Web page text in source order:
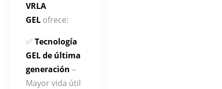
VRLA
GEL ofrece:
✅ Tecnología
GEL de última
generación –
Mayor vida útil